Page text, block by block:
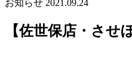
お知らせ 2021.09.24
【佐世保店・させ